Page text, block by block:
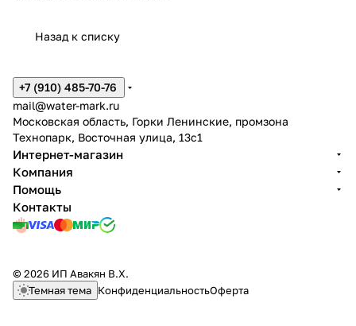
Назад к списку
+7 (910) 485-70-76
mail@water-mark.ru
Московская область, Горки Ленинские, промзона
Технопарк, Восточная улица, 13с1
Интернет-магазин
Компания
Помощь
Контакты
© 2026 ИП Авакян В.Х.
Темная тема КонфиденциальностьОферта